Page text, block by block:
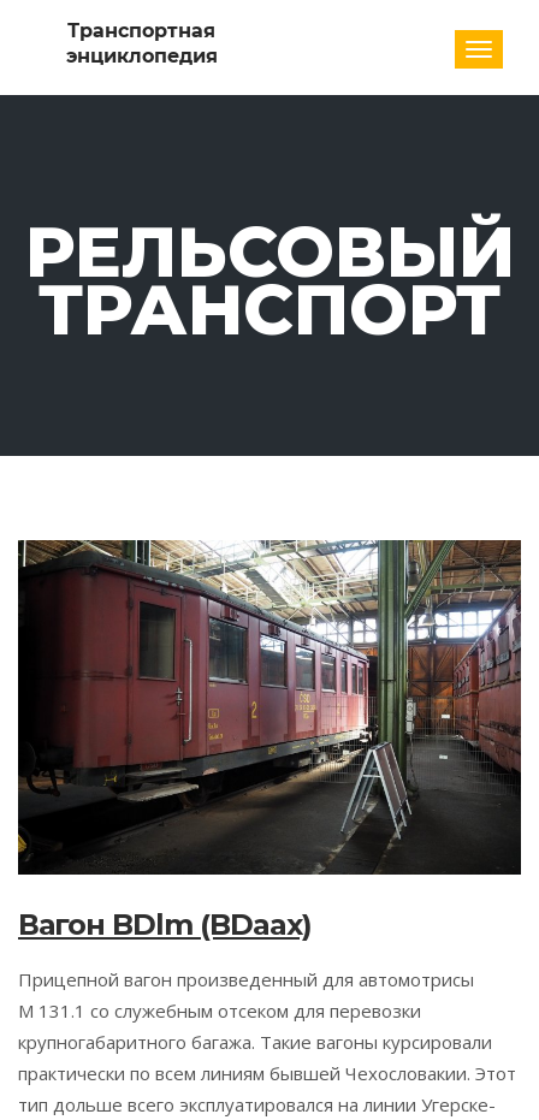
РЕЛЬСОВЫЙ
ТРАНСПОРТ
Вагон BDlm (BDaax)
Прицепной вагон произведенный для автомотрисы
М 131.1 со служебным отсеком для перевозки
крупногабаритного багажа. Такие вагоны курсировали
практически по всем линиям бывшей Чехословакии. Этот
тип дольше всего эксплуатировался на линии Угерске-